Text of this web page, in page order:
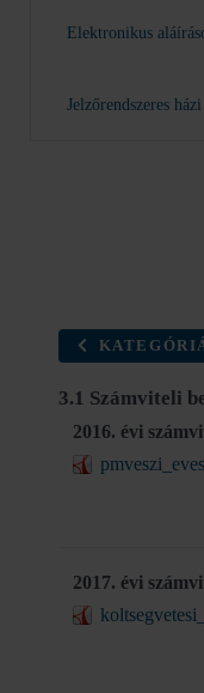
Elektronikus
Jelzőrendszeres
3.1 Számviteli
2016. évi
2017. évi